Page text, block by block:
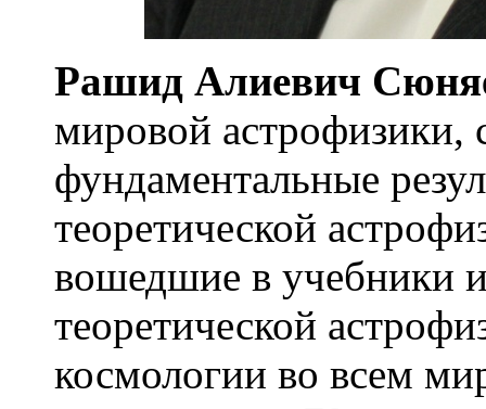
Рашид Алиевич
мировой астрофизики,
фундаментальные
теоретической
вошедшиe в учебники
теоретической
космологии во всем